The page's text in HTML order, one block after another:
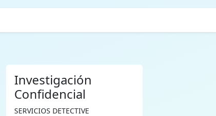
Investigación
Confidencial
SERVICIOS DETECTIVE